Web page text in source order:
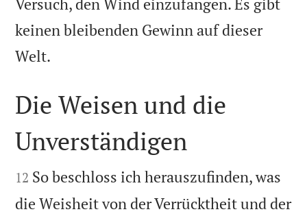
keinen bleibenden Gewinn auf dieser
Welt.

Die Weisen und die
Unverständigen

12 So beschloss ich herauszufinden, was
die Weisheit von der Verrücktheit und der